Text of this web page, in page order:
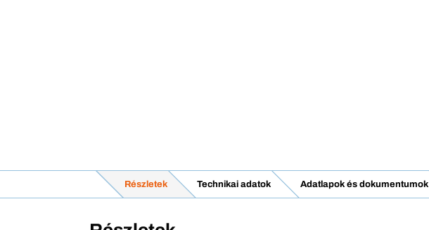
Részletek Technikai adatok Adatlapok és dokumentumok